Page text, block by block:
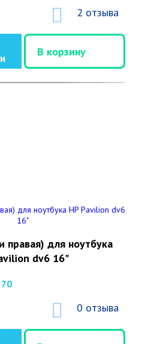
2 отзыва
В корзину
правая) для ноутбука
dv6 16"
0 отзыва